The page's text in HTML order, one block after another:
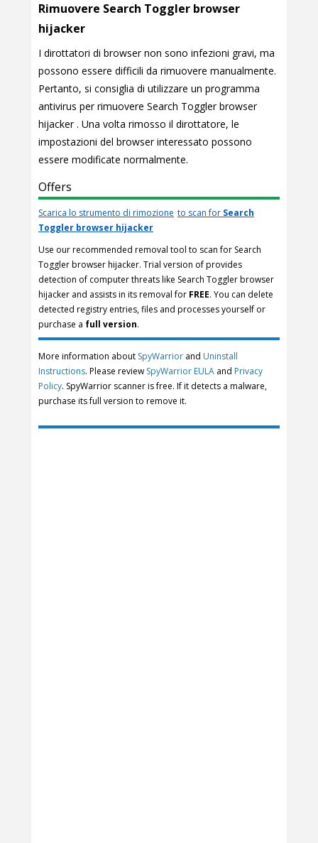
Rimuovere Search Toggler browser
hijacker
I dirottatori di browser non sono infezioni gravi, ma
possono essere difficili da rimuovere manualmente.
Pertanto, si consiglia di utilizzare un programma
antivirus per rimuovere Search Toggler browser
hijacker . Una volta rimosso il dirottatore, le
impostazioni del browser interessato possono
essere modificate normalmente.
Offers
Scarica lo strumento di rimozione to scan for Search
Toggler browser hijacker
Use our recommended removal tool to scan for Search
Toggler browser hijacker. Trial version of provides
detection of computer threats like Search Toggler browser
hijacker and assists in its removal for FREE. You can delete
detected registry entries, files and processes yourself or
purchase a full version.
More information about SpyWarrior and Uninstall
Instructions. Please review SpyWarrior EULA and Privacy
Policy. SpyWarrior scanner is free. If it detects a malware,
purchase its full version to remove it.